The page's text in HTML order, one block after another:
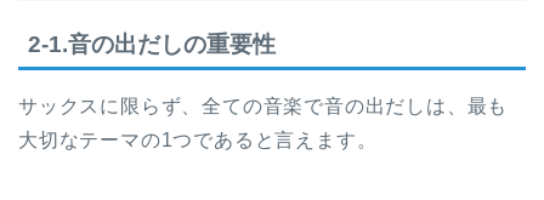
2-1.音の出だしの重要性
サックスに限らず、全ての音楽で音の出だしは、最も
大切なテーマの1つであると言えます。